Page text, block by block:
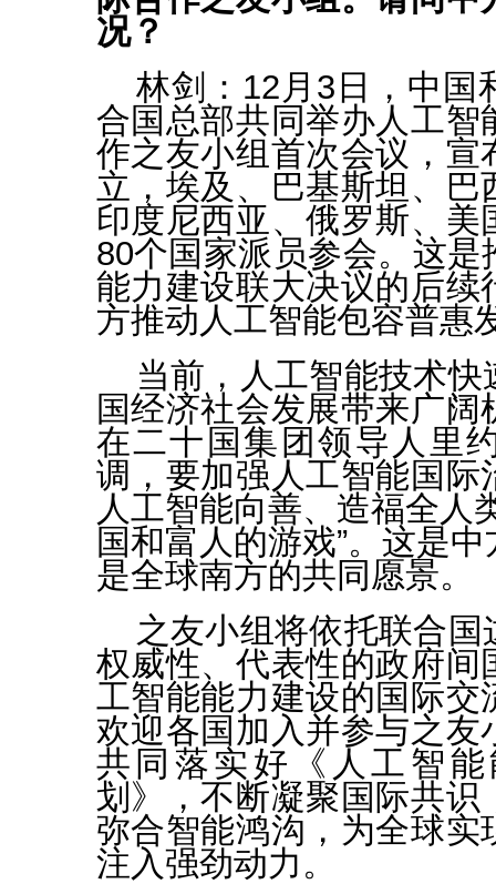
况？
林剑： 12月3日，中国
合国总部共同举办人工智
作之友小组首次会议，宣
立，埃及、巴基斯坦、巴
印度尼西亚、俄罗斯、美
80个国家派员参会。这
能力建设联大决议的后续
方推动人工智能包容普惠
当前，人工智能技术
国经济社会发展带来广
在二十国集团领导人里
调，要加强人工智能国际
人工智能向善、造福全人
国和富人的游戏”。这是
是全球南方的共同愿景。
之友小组将依托联合
权威性、代表性的政府间
工智能能力建设的国际交
欢迎各国加入并参与之友
共同落实好《人工智
划》，不断凝聚国际共识
弥合智能鸿沟，为全球实
注入强劲动力。